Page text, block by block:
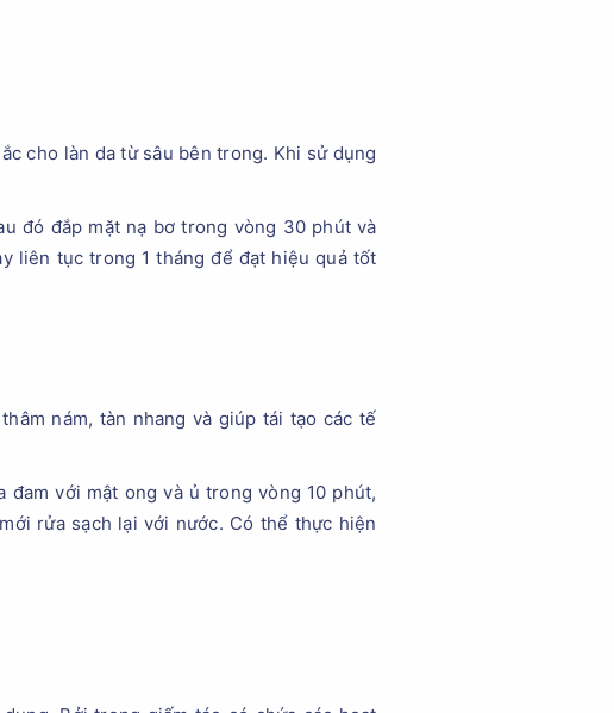
cho làn da từ sâu bên trong. Khi sử dụng
đó đắp mặt nạ bơ trong vòng 30 phút và
liên tục trong 1 tháng để đạt hiệu quả tốt
nám, tàn nhang và giúp tái tạo các tế
với mật ong và ủ trong vòng 10 phút,
rửa sạch lại với nước. Có thể thực hiện